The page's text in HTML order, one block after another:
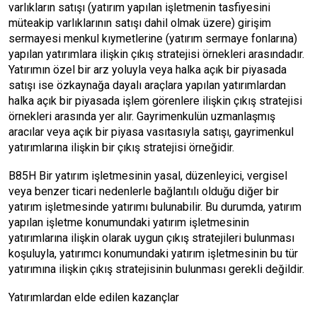
varlıkların satışı (yatırım yapılan işletmenin tasfiyesini
müteakip varlıklarının satışı dahil olmak üzere) girişim
sermayesi menkul kıymetlerine (yatırım sermaye fonlarına)
yapılan yatırımlara ilişkin çıkış stratejisi örnekleri arasındadır.
Yatırımın özel bir arz yoluyla veya halka açık bir piyasada
satışı ise özkaynağa dayalı araçlara yapılan yatırımlardan
halka açık bir piyasada işlem görenlere ilişkin çıkış stratejisi
örnekleri arasında yer alır. Gayrimenkulün uzmanlaşmış
aracılar veya açık bir piyasa vasıtasıyla satışı, gayrimenkul
yatırımlarına ilişkin bir çıkış stratejisi örneğidir.
B85H Bir yatırım işletmesinin yasal, düzenleyici, vergisel
veya benzer ticari nedenlerle bağlantılı olduğu diğer bir
yatırım işletmesinde yatırımı bulunabilir. Bu durumda, yatırım
yapılan işletme konumundaki yatırım işletmesinin
yatırımlarına ilişkin olarak uygun çıkış stratejileri bulunması
koşuluyla, yatırımcı konumundaki yatırım işletmesinin bu tür
yatırımına ilişkin çıkış stratejisinin bulunması gerekli değildir.
Yatırımlardan elde edilen kazançlar